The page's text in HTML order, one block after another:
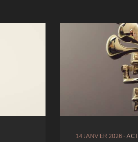
14 JANVIER 2026 ·